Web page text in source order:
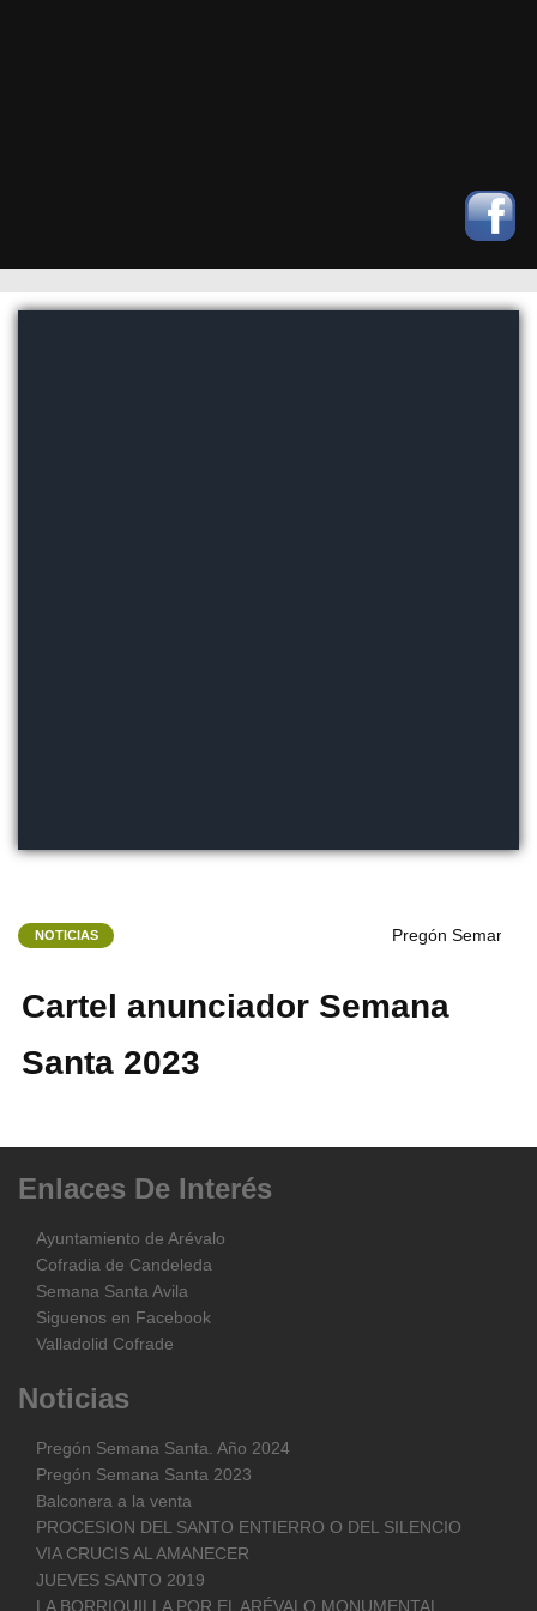
NOTICIAS Pregón Semana
Cartel anunciador Semana
Santa 2023
Enlaces De Interés
Ayuntamiento de Arévalo
Cofradia de Candeleda
Semana Santa Avila
Siguenos en Facebook
Valladolid Cofrade
Noticias
Pregón Semana Santa. Año 2024
Pregón Semana Santa 2023
Balconera a la venta
PROCESION DEL SANTO ENTIERRO O DEL SILENCIO
VIA CRUCIS AL AMANECER
JUEVES SANTO 2019
LA BORRIQUILLA POR EL ARÉVALO MONUMENTAL